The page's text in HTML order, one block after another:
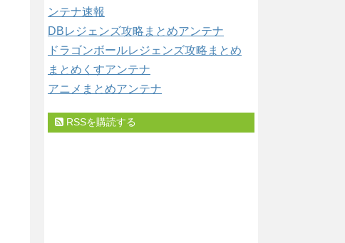
ンテナ速報
DBレジェンズ攻略まとめアンテナ
ドラゴンボールレジェンズ攻略まとめ
まとめくすアンテナ
アニメまとめアンテナ
RSSを購読する